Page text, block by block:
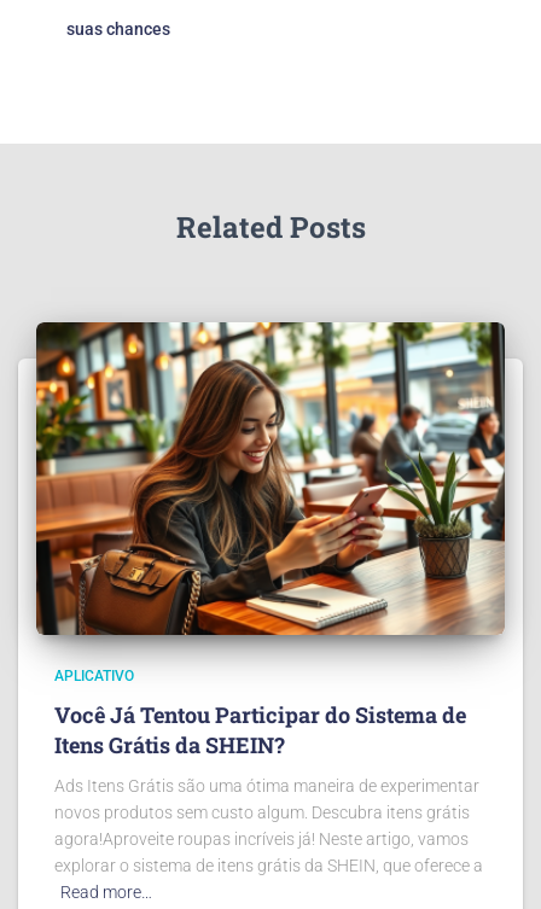
suas chances
Related Posts
APLICATIVO
Você Já Tentou Participar do Sistema de
Itens Grátis da SHEIN?
Ads Itens Grátis são uma ótima maneira de experimentar
novos produtos sem custo algum. Descubra itens grátis
agora!Aproveite roupas incríveis já! Neste artigo, vamos
explorar o sistema de itens grátis da SHEIN, que oferece a
Read more…